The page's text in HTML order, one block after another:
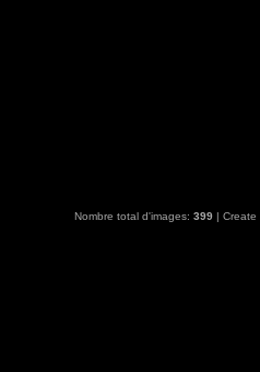
Nombre total d'images: 399 | Create